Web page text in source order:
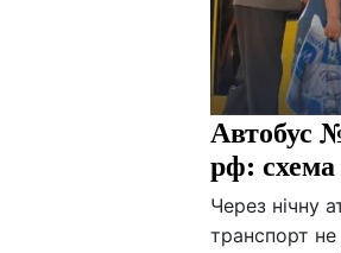
Автобус
рф: схема
Через нічну
транспорт